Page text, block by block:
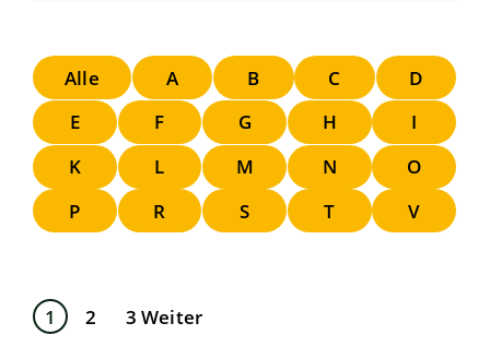
Alle A B C
D
E
F G H
I
K
L M N
O
P
R S T V
1 2 3 Weiter